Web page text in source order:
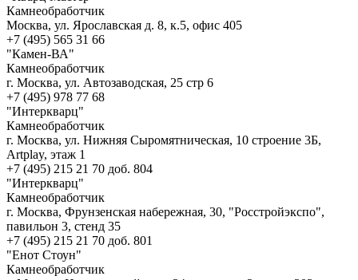
Камнеобработчик
Москва, ул. Ярославская д. 8, к.5, офис 405
+7 (495) 565 31 66
"Камен-ВА"
Камнеобработчик
г. Москва, ул. Автозаводская, 25 стр 6
+7 (495) 978 77 68
"Интеркварц"
Камнеобработчик
г. Москва, ул. Нижняя Сыромятническая, 10 строение 3Б,
Artplay, этаж 1
+7 (495) 215 21 70 доб. 804
"Интеркварц"
Камнеобработчик
г. Москва, Фрунзенская набережная, 30, "Росстройэкспо",
павильон 3, стенд 35
+7 (495) 215 21 70 доб. 801
"Енот Стоун"
Камнеобработчик